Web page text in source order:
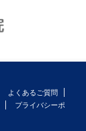
よくあるご質問
プライバシーポ